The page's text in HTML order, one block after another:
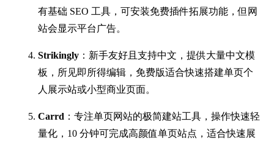
有基础 SEO 工具，可安装免费插件拓展功能，但网
站会显示平台广告。
Strikingly ：新手友好且支持中文，提供大量中文模
板，所见即所得编辑，免费版适合快速搭建单页个
人展示站或小型商业页面。
Carrd ：专注单页网站的极简建站工具，操作快速轻
量化，10 分钟可完成高颜值单页站点，适合快速展